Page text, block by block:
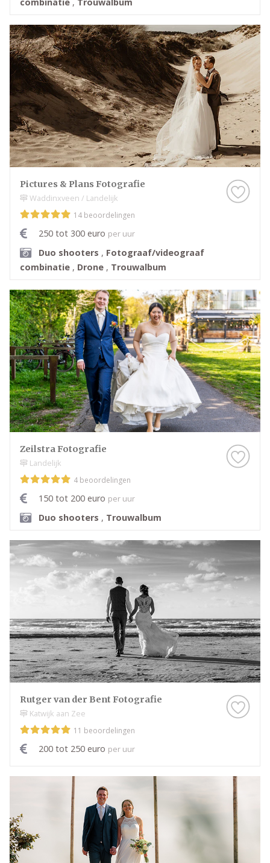
Pictures & Plans Fotografie
Waddinxveen / Landelijk
14 beoordelingen
250 tot 300 euro per uur
Duo shooters , Fotograaf/videograaf
combinatie , Drone , Trouwalbum
Zeilstra Fotografie
Landelijk
4 beoordelingen
150 tot 200 euro per uur
Duo shooters , Trouwalbum
Rutger van der Bent Fotografie
Katwijk aan Zee
11 beoordelingen
200 tot 250 euro per uur